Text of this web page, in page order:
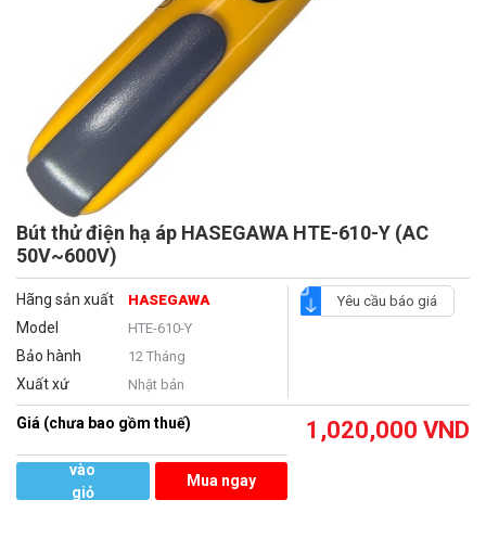
Bút thử điện hạ áp HASEGAWA HTE-610-Y (AC
50V~600V)
Hãng sản xuất HASEGAWA
Model HTE-610-Y
Bảo hành 12 Tháng
Xuất xứ Nhật bản
Yêu cầu báo giá
Giá (chưa bao gồm thuế) 1,020,000 VND
vào
giỏ
Mua ngay